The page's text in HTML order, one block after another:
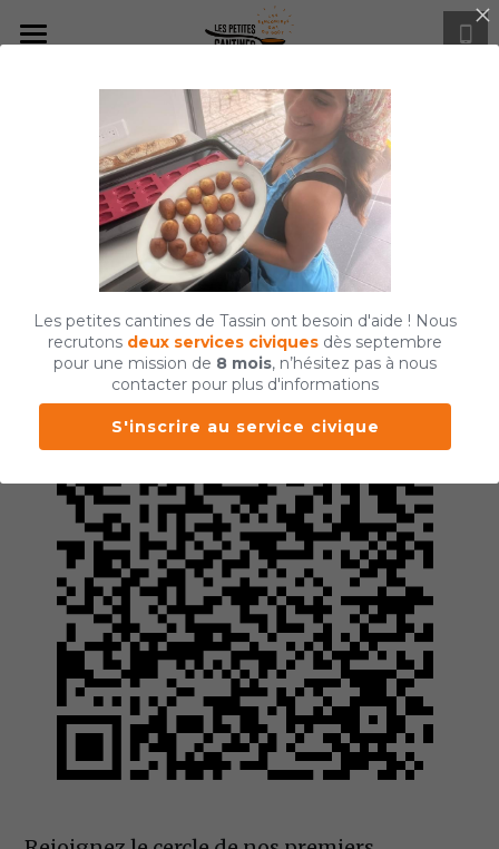
Les actus
Menus
Créneaux d'ouverture
Comment venir ?
Privatisation
Rejoindre l'équipe
Nos recettes
Réserver
Défiscalisez !
Soutenez un projet local à
haute chaleur ajoutée
Les petites cantines de Tassin ont besoin d'aide ! Nous
recrutons deux services civiques dès septembre
pour une mission de 8 mois, n’hésitez pas à nous
contacter pour plus d'informations
S'inscrire au service civique